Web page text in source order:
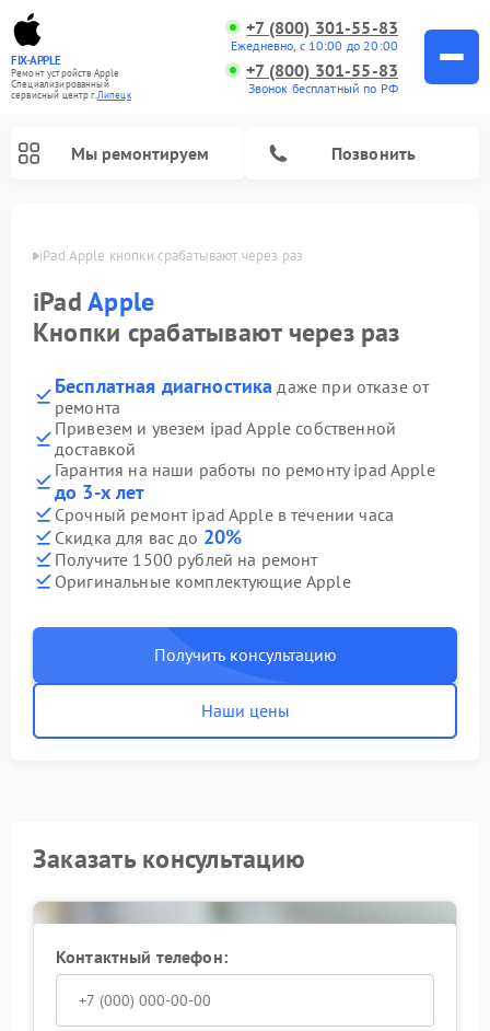
FIX-APPLE
Ремонт устройств Apple
Специализированный
cервисный центр г.Липецк
+7 (800) 301-55-83
Ежедневно, с 10:00 до 20:00
+7 (800) 301-55-83
Звонок бесплатный по РФ
Мы ремонтируем Позвонить
iPad Apple кнопки срабатывают через раз
iPadApple
Кнопки срабатывают через раз
Бесплатная диагностика даже при отказе от
ремонта
Привезем и увезем ipad Apple собственной
доставкой
Гарантия на наши работы по ремонту ipad Apple
до 3-х лет
Срочный ремонт ipad Apple в течении часа
Скидка для вас до 20%
Получите 1500 рублей на ремонт
Оригинальные комплектующие Apple
Получить консультацию
Наши цены
Заказать консультацию
Контактный телефон: